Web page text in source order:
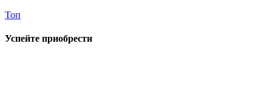
Топ
Успейте приобрести